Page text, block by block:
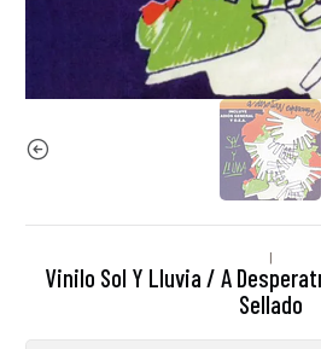
|
Vinilo Sol Y Lluvia / A
Sellado